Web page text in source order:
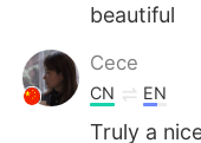
beautiful
Cece
CN EN
Truly a